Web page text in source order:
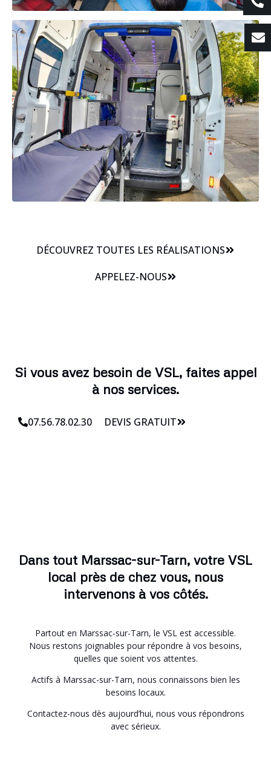
DÉCOUVREZ TOUTES LES RÉALISATIONS
APPELEZ-NOUS
Si vous avez besoin de VSL, faites appel
à nos services.
07.56.78.02.30 DEVIS GRATUIT
Dans tout Marssac-sur-Tarn, votre VSL
local près de chez vous, nous
intervenons à vos côtés.
Partout en Marssac-sur-Tarn, le VSL est accessible.
Nous restons joignables pour répondre à vos besoins,
quelles que soient vos attentes.
Actifs à Marssac-sur-Tarn, nous connaissons bien les
besoins locaux.
Contactez-nous dès aujourd’hui, nous vous répondrons
avec sérieux.